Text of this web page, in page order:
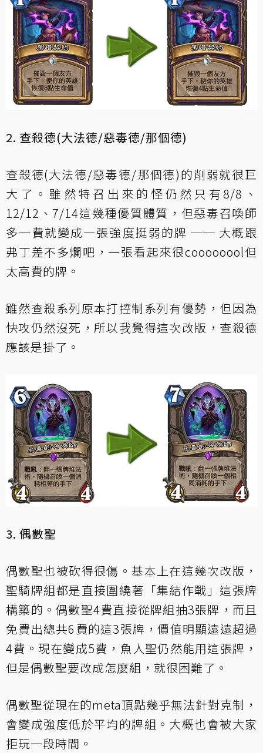
2. 查殺德(大法德/惡毒德/那個德)
查殺德(大法德/惡毒德/那個德)的削弱就很巨
大了。雖然特召出來的怪仍然只有8/8、
12/12、7/14這幾種優質體質，但惡毒召喚師
多一費就變成一張強度挺弱的牌 ── 大概跟
弗丁差不多爛吧，一張看起來很coooooool但
太高費的牌。
雖然查殺系列原本打控制系列有優勢，但因為
快攻仍然沒死，所以我覺得這次改版，查殺德
應該是掛了。
3. 偶數聖
偶數聖也被砍得很傷。基本上在這幾次改版，
聖騎牌組都是直接圍繞著「集結作戰」這張牌
構築的。偶數聖4費直接從牌組抽3張牌，而且
免費出總共6費的這3張牌，價值明顯遠遠超過
4費。現在變成5費，魚人聖仍然能用這張牌，
但是偶數聖要改成怎麼組，就很困難了。
偶數聖從現在的meta頂點幾乎無法針對克制，
會變成強度低於平均的牌組。大概也會被大家
拒玩一段時間。